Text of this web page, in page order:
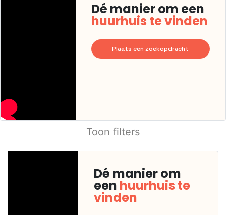
Dé manier om een
huurhuis te vinden
Plaats een zoekopdracht
Toon filters
Dé manier om
een huurhuis te
vinden